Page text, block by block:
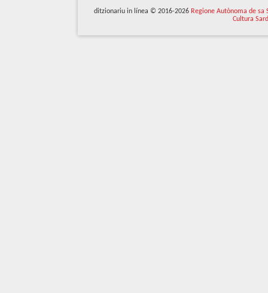
ditzionariu in línea © 2016-2026 Regione Autònoma de sa
Cultura